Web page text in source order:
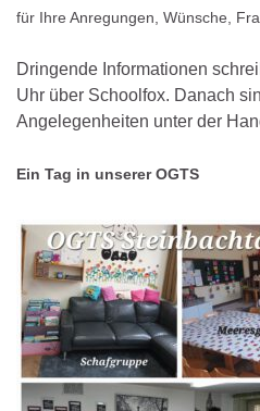
für Ihre Anregungen, Wünsche,
Dringende Informationen
Uhr über Schoolfox. Danach
Angelegenheiten unter der
Ein Tag in unserer OGTS